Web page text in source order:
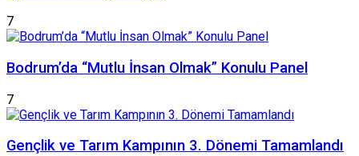
7
Bodrum’da “Mutlu İnsan Olmak” Konulu Panel
7
Gençlik ve Tarım Kampının 3. Dönemi Tamamlandı